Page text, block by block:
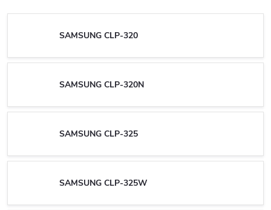
SAMSUNG CLP-320
SAMSUNG CLP-320N
SAMSUNG CLP-325
SAMSUNG CLP-325W